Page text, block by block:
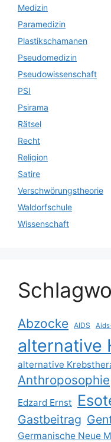
Medizin
Paramedizin
Plastikschamanen
Pseudomedizin
Pseudowissenschaft
PSI
Psirama
Rätsel
Recht
Religion
Satire
Verschwörungstheorie
Waldorfschule
Wissenschaft
Abzocke AIDS
alternative
alternative
Anthroposophie
Edzard Ernst
Gastbeitrag
Germanische Neue